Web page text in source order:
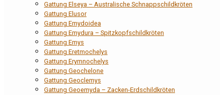
Gattung Elseya – Australische Schnappschildkröten
Gattung Elusor
Gattung Emydoidea
Gattung Emydura – Spitzkopfschildkröten
Gattung Emys
Gattung Eretmochelys
Gattung Erymnochelys
Gattung Geochelone
Gattung Geoclemys
Gattung Geoemyda – Zacken-Erdschildkröten